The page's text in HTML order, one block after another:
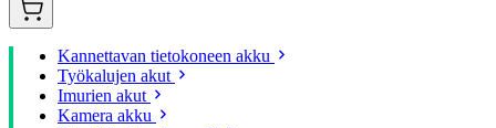
Kannettavan tietokoneen akku
Työkalujen akut
Imurien akut
Kamera akku